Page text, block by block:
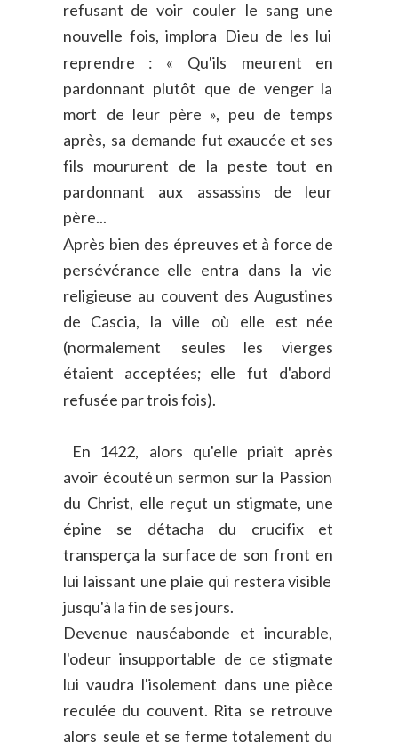
refusant de voir couler le sang une
nouvelle fois, implora Dieu de les lui
reprendre
: « Qu'ils meurent
en
pardonnant plutôt que de venger la
mort de leur père », peu de temps
après, sa demande fut exaucée et ses
fils moururent de la peste tout en
pardonnant
aux assassins de
leur
père...
Après bien des épreuves et à force de
persévérance elle entra dans la vie
religieuse au couvent des Augustines
de Cascia, la ville où elle est née
(normalement
seules les
vierges
étaient
acceptées; elle fut
d'abord
refusée par trois fois).
En 1422, alors qu'elle priait
après
avoir écouté un sermon sur la Passion
du Christ, elle reçut un stigmate, une
épine
se détacha du crucifix
et
transperça la surface de son front en
lui laissant une plaie qui resteravisible
jusqu'à la fin de ses jours.
Devenue nauséabonde et incurable,
l'odeur insupportable de ce stigmate
lui vaudra l'isolement dans une pièce
reculée du couvent. Rita se retrouve
alors seule et se ferme totalement du